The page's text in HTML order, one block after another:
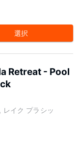
選択
Retreat - Pool
イク プラシッ